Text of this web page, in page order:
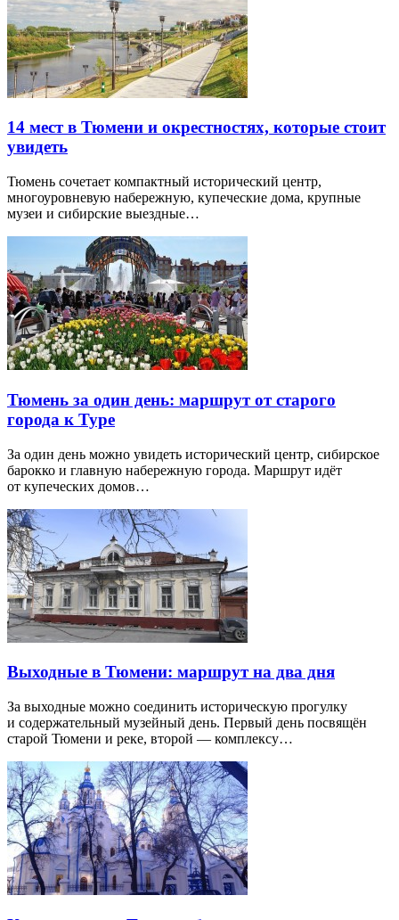
14 мест в Тюмени и окрестностях, которые стоит
увидеть
Тюмень сочетает компактный исторический центр,
многоуровневую набережную, купеческие дома, крупные
музеи и сибирские выездные…
Тюмень за один день: маршрут от старого
города к Туре
За один день можно увидеть исторический центр, сибирское
барокко и главную набережную города. Маршрут идёт
от купеческих домов…
Выходные в Тюмени: маршрут на два дня
За выходные можно соединить историческую прогулку
и содержательный музейный день. Первый день посвящён
старой Тюмени и реке, второй — комплексу…